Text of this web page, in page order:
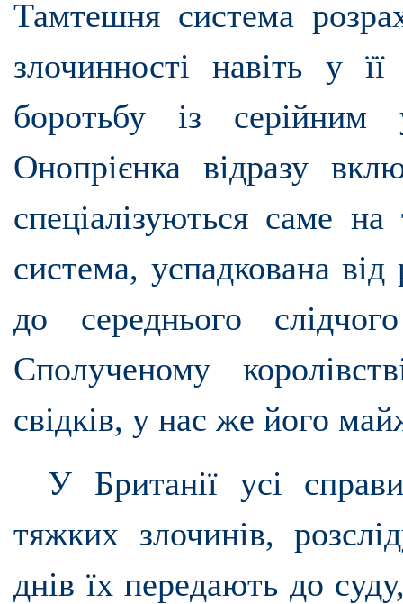
Тамтешня система
злочинності навіть у
боротьбу із
Онопрієнка відразу
спеціалізуються саме
система, успадкована
до середнього
Сполученому
свідків, у нас же його
У Британії усі
тяжких злочинів,
днів їх передають до